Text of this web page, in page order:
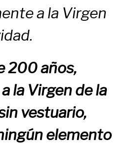
a la Virgen
200 años,
la Virgen de la
vestuario,
elemento